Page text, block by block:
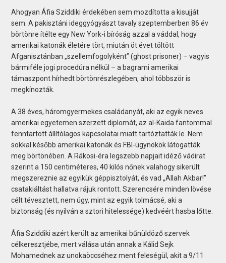
Ahogyan Áfia Sziddiki érdekében sem mozdította a kisujját
sem. A pakisztáni ideggyógyászt tavaly szeptemberben 86 év
börtönre ítélte egy New York-i bíróság azzal a váddal, hogy
amerikai katonák életére tört, miután öt évet töltött
Afganisztánban „szellemfogolyként” (ghost prisoner) – vagyis
bármiféle jogi procedúra nélkül – a bagrami amerikai
támaszpont hírhedt börtönrészlegében, ahol többször is
megkínozták.
A 38 éves, háromgyermekes családanyát, aki az egyik neves
amerikai egyetemen szerzett diplomát, az al-Kaida fantommal
fenntartott állítólagos kapcsolatai miatt tartóztatták le. Nem
sokkal később amerikai katonák és FBI-ügynökök látogatták
meg börtönében. A Rákosi-éra legszebb napjait idéző vádirat
szerint a 150 centiméteres, 40 kilós nőnek valahogy sikerült
megszereznie az egyikük géppisztolyát, és vad „Allah Akbar!”
csatakiáltást hallatva rájuk rontott. Szerencsére minden lövése
célt tévesztett, nem úgy, mint az egyik tolmácsé, aki a
biztonság (és nyilván a sztori hitelessége) kedvéért hasba lőtte.
Áfia Sziddiki azért került az amerikai bűnüldöző szervek
célkeresztjébe, mert válása után annak a Kálid Sejk
Mohamednek az unokaöccséhez ment feleségül, akit a 9/11